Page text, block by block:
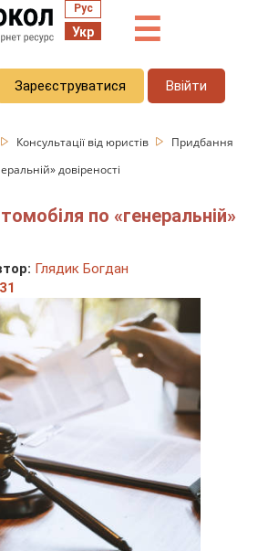
Рус
Укр ☰
Зареєструватися Ввійти
Консультації від юристів
Придбання
довіреності
по «генеральній»
Глядик Богдан